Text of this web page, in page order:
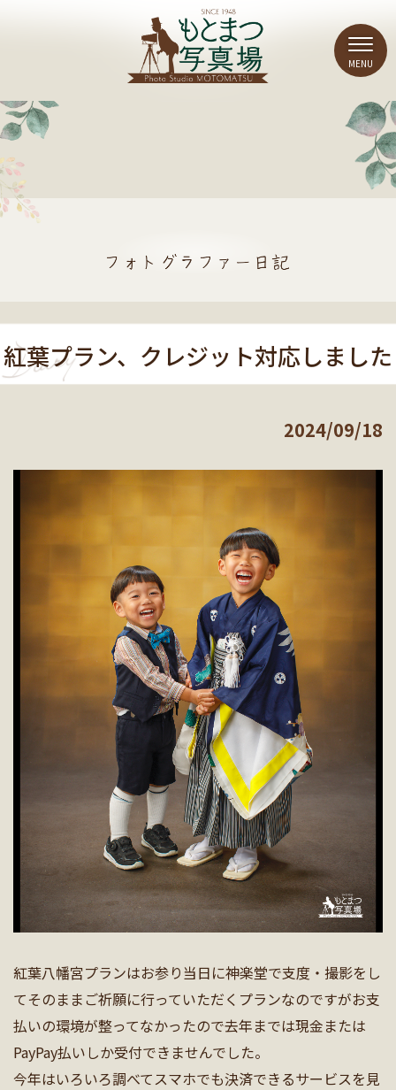
紅葉プラン、クレジット対応しました
2024/09/18
紅葉八幡宮プランはお参り当日に神楽堂で支度・撮影をし
てそのままご祈願に行っていただくプランなのですがお支
払いの環境が整ってなかったので去年までは現金または
PayPay払いしか受付できませんでした。
今年はいろいろ調べてスマホでも決済できるサービスを見